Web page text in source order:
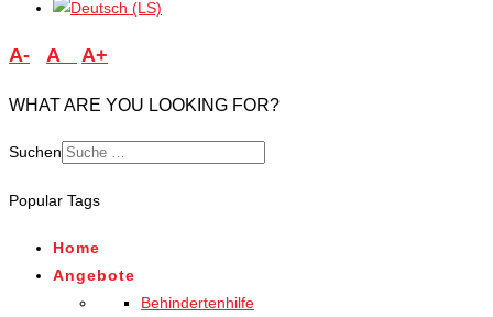
A- A A+
WHAT ARE YOU LOOKING FOR?
Suchen
Popular Tags
Home
Angebote
Behindertenhilfe